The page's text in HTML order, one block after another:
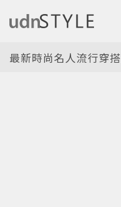
最新時尚名人流行穿搭